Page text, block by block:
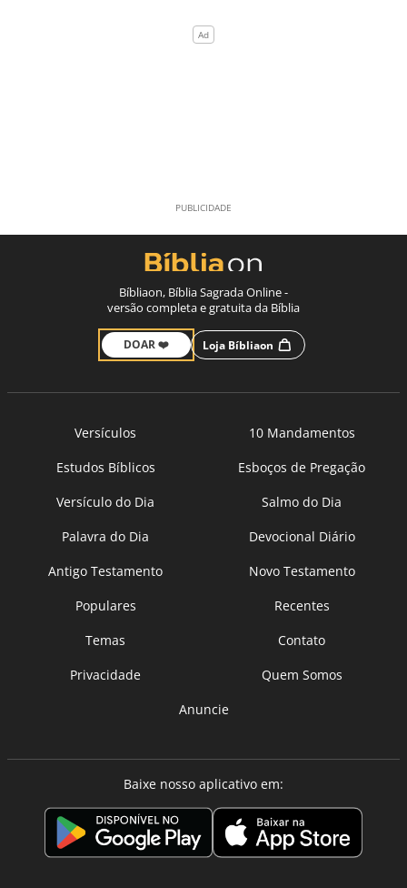
Bíbliaon, Bíblia Sagrada Online -
versão completa e gratuita da Bíblia
DOAR ❤️ Loja Bíbliaon
Versículos
10 Mandamentos
Estudos Bíblicos
Esboços de Pregação
Versículo do Dia
Salmo do Dia
Palavra do Dia
Devocional Diário
Antigo Testamento
Novo Testamento
Populares
Recentes
Temas
Contato
Privacidade
Quem Somos
Anuncie
Baixe nosso aplicativo em: